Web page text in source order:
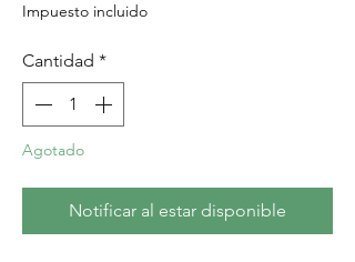
Impuesto incluido
Cantidad *
Agotado
Notificar al estar disponible